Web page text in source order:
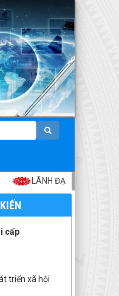
LÃNH ĐẠO XÃ MƯỜNG
cấp
triển xã hội